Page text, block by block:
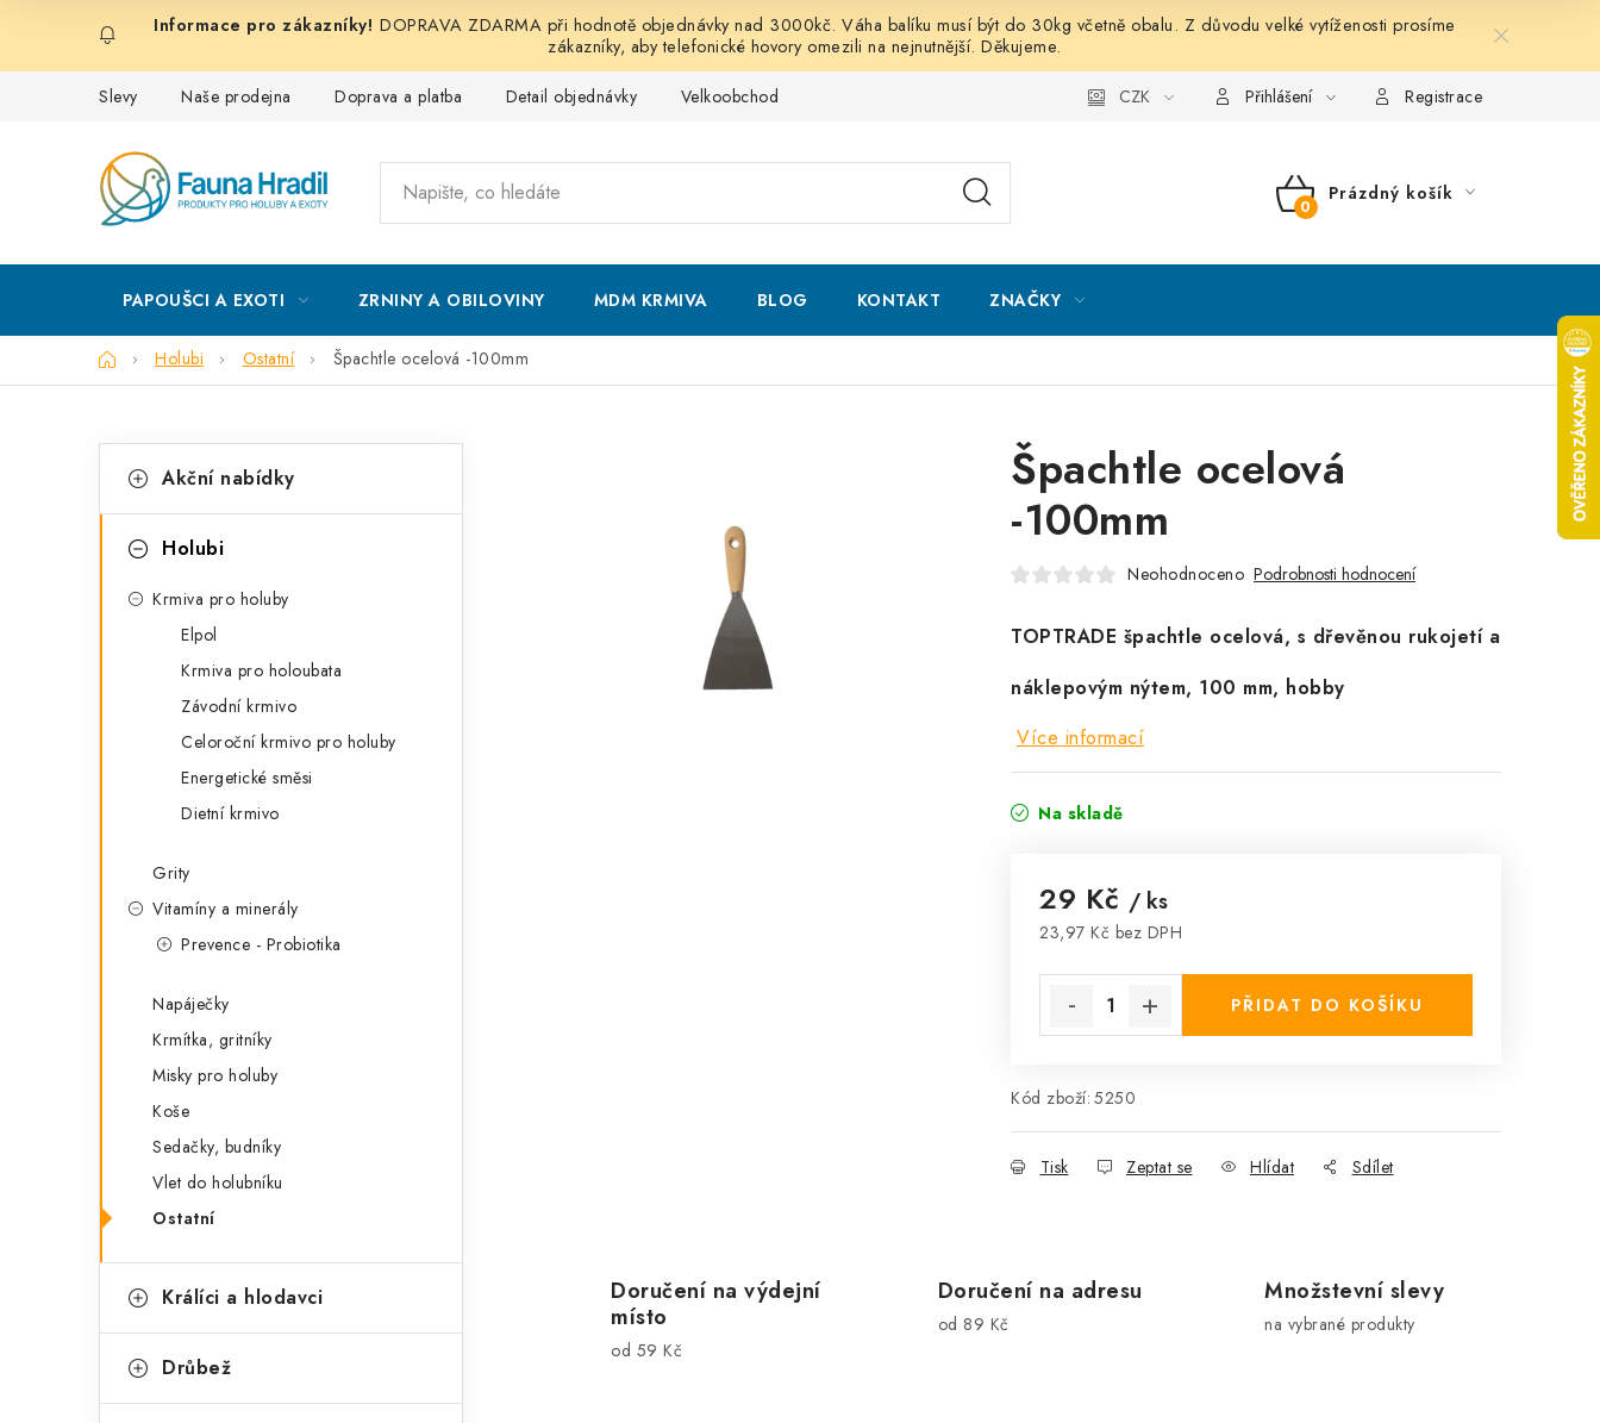
obsah
DOPRAVA ZDARMA při hodnotě objednávky nad 3000kč. Váha balíku musí být do 30kg včetně obalu. Z důvodu velké vytíženosti prosíme
zákazníky, aby telefonické hovory omezili na nejnutnější. Děkujeme.
Slevy Naše prodejna Doprava a platba Detail objednávky Velkoobchod Podmínky ochrany osobních údajů Mapa serveru Kontakt
CZK Přihlášení Registrace
NÁKUPNÍ
Prázdný košík
PAPOUŠCI A EXOTI ZRNINY A OBILOVINY MDM KRMIVA BLOG KONTAKT ZNAČKY
DomůHolubi Ostatní Špachtle ocelová -100mm
okategorie
a
Akční nabídky
Holubi
Krmiva pro holuby
Elpol
Krmiva pro holoubata
Závodní krmivo
Celoroční krmivo pro holuby
Energetické směsi
Dietní krmivo
Grity
Vitamíny a minerály
Prevence - Probiotika
Napáječky
Krmítka, gritníky
Misky pro holuby
Koše
Sedačky, budníky
Vlet do holubníku
Ostatní
Králíci a hlodavci
Drůbež
Špachtle ocelová
-100mm
Neohodnoceno Podrobnosti hodnocení
TOPTRADE špachtle ocelová, s dřevěnou rukojetí a
náklepovým nýtem, 100 mm, hobby
Více informací
Na skladě
29 Kč / ks
23,97 Kč bez DPH
PŘIDAT DO KOŠÍKU
Kód zboží: 5250
Tisk Zeptat se Hlídat Sdílet
Doručení na výdejní
místo
od 59 Kč
Doručení na adresu
od 89 Kč
Množstevní slevy
na vybrané produkty